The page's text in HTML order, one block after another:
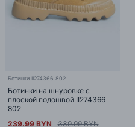
Ботинки II274366 802
Ботинки на шнуровке с
плоской подошвой II274366
802
239.99 BYN
339.99 BYN